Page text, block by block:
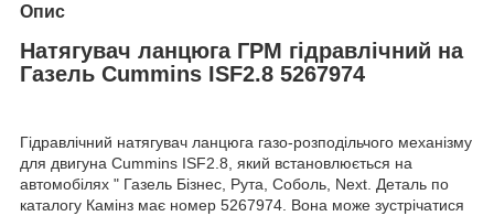
Опис
Натягувач ланцюга ГРМ гідравлічний на
Газель Cummins ISF2.8 5267974
Гідравлічний натягувач ланцюга газо-розподільчого механізму
для двигуна Cummins ISF2.8, який встановлюється на
автомобілях " Газель Бізнес, Рута, Соболь, Next. Деталь по
каталогу Камінз має номер 5267974. Вона може зустрічатися